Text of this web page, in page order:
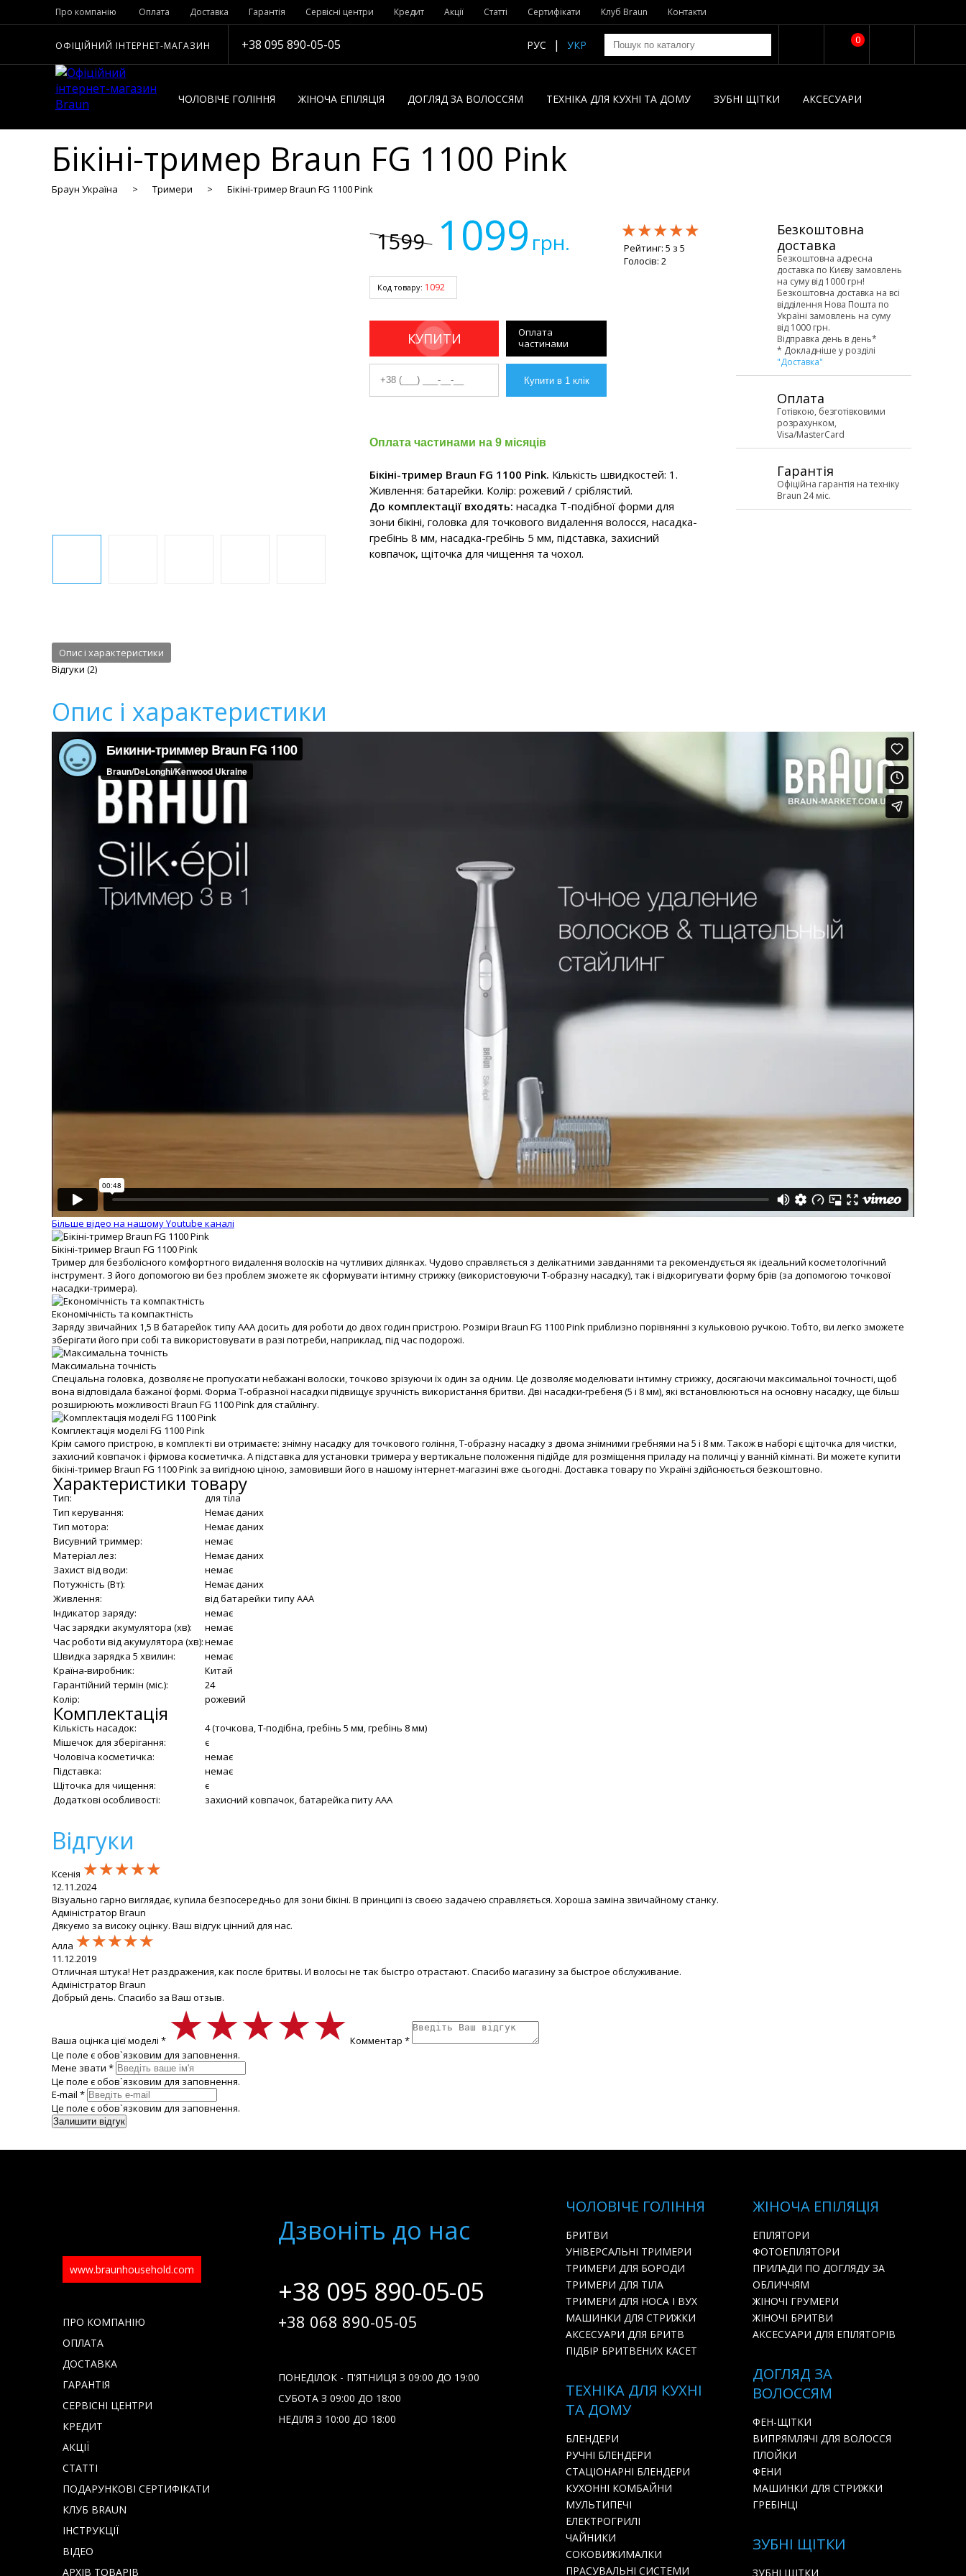
Про компанію Оплата Доставка Гарантія Сервісні центри Кредит Акції Статті Сертифікати Клуб Braun Контакти
ОФІЦІЙНИЙ ІНТЕРНЕТ-МАГАЗИН +38 095 890-05-05 0
РУС УКР
ЧОЛОВІЧЕ ГОЛІННЯ ЖІНОЧА ЕПІЛЯЦІЯ ДОГЛЯД ЗА ВОЛОССЯМ ТЕХНІКА ДЛЯ КУХНІ ТА ДОМУ ЗУБНІ ЩІТКИ AКСЕСУАРИ
Бікіні-тример Braun FG 1100 Pink
Браун Україна Тримери Бікіні-тример Braun FG 1100 Pink
1599 1099 грн. ★★★★★
★★★★★
★★★★★
Рейтинг: 5 з 5
Голосів: 2
Код товару: 1092
КУПИТИ
Оплата
частинами
Оплата частинами на 9 місяців
Бікіні-тример Braun FG 1100 Pink. Кількість швидкостей: 1.
Живлення: батарейки. Колір: рожевий / сріблястий.
До комплектації входять: насадка Т-подібної форми для
зони бікіні, головка для точкового видалення волосся, насадка-
гребінь 8 мм, насадка-гребінь 5 мм, підставка, захисний
ковпачок, щіточка для чищення та чохол.
Безкоштовна
доставка
Безкоштовна адресна
доставка по Києву замовлень
на суму від 1000 грн!
Безкоштовна доставка на всі
відділення Нова Пошта по
Україні замовлень на суму
від 1000 грн.
Відправка день в день*
* Докладніше у розділі
"Доставка"
Оплата
Готівкою, безготівковими
розрахунком,
Visa/MasterCard
Гарантія
Офіційна гарантія на техніку
Braun 24 міс.
Опис і характеристики
Відгуки (2)
Опис і характеристики
Бикини-триммер Braun FG 1100 Braun/DeLonghi/Kenwood Ukraine
Більше відео на нашому Youtube каналі
Бікіні-тример Braun FG 1100 Pink
Тример для безболісного комфортного видалення волосків на чутливих ділянках. Чудово справляється з делікатними завданнями та рекомендується як ідеальний косметологічний
інструмент. З його допомогою ви без проблем зможете як сформувати інтимну стрижку (використовуючи Т-образну насадку), так і відкоригувати форму брів (за допомогою точкової
насадки-тримера).
Економічність та компактність
Заряду звичайних 1,5 В батарейок типу ААА досить для роботи до двох годин пристрою. Розміри Braun FG 1100 Pink приблизно порівнянні з кульковою ручкою. Тобто, ви легко зможете
зберігати його при собі та використовувати в разі потреби, наприклад, під час подорожі.
Максимальна точність
Спеціальна головка, дозволяє не пропускати небажані волоски, точково зрізуючи їх один за одним. Це дозволяє моделювати інтимну стрижку, досягаючи максимальної точності, щоб
вона відповідала бажаної формі. Форма Т-образної насадки підвищує зручність використання бритви. Дві насадки-гребеня (5 і 8 мм), які встановлюються на основну насадку, ще більш
розширюють можливості Braun FG 1100 Pink для стайлінгу.
Комплектація моделі FG 1100 Pink
Крім самого пристрою, в комплекті ви отримаєте: знімну насадку для точкового гоління, Т-образну насадку з двома знімними гребнями на 5 і 8 мм. Також в наборі є щіточка для чистки,
захисний ковпачок і фірмова косметичка. А підставка для установки тримера у вертикальне положення підійде для розміщення приладу на поличці у ванній кімнаті. Ви можете купити
бікіні-тример Braun FG 1100 Pink за вигідною ціною, замовивши його в нашому інтернет-магазині вже сьогодні. Доставка товару по Україні здійснюється безкоштовно.
Характеристики товару
Тип:
для тіла
Тип керування:
Немає даних
Тип мотора:
Немає даних
Висувний триммер:
немає
Матеріал лез:
Немає даних
Захист від води:
немає
Потужність (Вт):
Немає даних
Живлення:
від батарейки типу ААA
Індикатор заряду:
немає
Час зарядки акумулятора (хв):
немає
Час роботи від акумулятора (хв):немає
Швидка зарядка 5 хвилин:
немає
Країна-виробник:
Китай
Гарантійний термін (міс.):
24
Колір:
рожевий
Комплектація
Кількість насадок:
4 (точкова, Т-подібна, гребінь 5 мм, гребінь 8 мм)
Мішечок для зберігання:
є
Чоловіча косметичка:
немає
Підставка:
немає
Щіточка для чищення:
є
Додаткові особливості:
захисний ковпачок, батарейка питу ААА
Відгуки
Ксенія ★★★★★
★★★★★
★★★★★
12.11.2024
Візуально гарно виглядає, купила безпосередньо для зони бікіні. В принципі із своєю задачею справляється. Хороша заміна звичайному станку.
Адміністратор Braun
Дякуємо за високу оцінку. Ваш відгук цінний для нас.
Алла ★★★★★
★★★★★
★★★★★
11.12.2019
Отличная штука! Нет раздражения, как после бритвы. И волосы не так быстро отрастают. Спасибо магазину за быстрое обслуживание.
Адміністратор Braun
Добрый день. Спасибо за Ваш отзыв.
Ваша оцінка цієї моделі * ★★★★★
★★★★★
★★★★★ Комментар *
Це поле є обов`язковим для заповнення.
Мене звати *
Це поле є обов`язковим для заповнення.
E-mail *
Це поле є обов`язковим для заповнення.
www.braunhousehold.com
ПРО КОМПАНІЮ
ОПЛАТА
ДОСТАВКА
ГАРАНТІЯ
СЕРВІСНІ ЦЕНТРИ
КРЕДИТ
АКЦІЇ
СТАТТІ
ПОДАРУНКОВІ СЕРТИФІКАТИ
КЛУБ BRAUN
IНСТРУКЦІЇ
ВІДЕО
АРХІВ ТОВАРІВ
Дзвонiть до нас
+38 095 890-05-05
+38 068 890-05-05
ПОНЕДІЛОК - П'ЯТНИЦЯ З 09:00 ДО 19:00
СУБОТА З 09:00 ДО 18:00
НЕДІЛЯ З 10:00 ДО 18:00
ЧОЛОВІЧЕ ГОЛІННЯ
БРИТВИ
УНІВЕРСАЛЬНІ ТРИМЕРИ
ТРИМЕРИ ДЛЯ БОРОДИ
ТРИМЕРИ ДЛЯ ТІЛА
ТРИМЕРИ ДЛЯ НОСА І ВУХ
МАШИНКИ ДЛЯ СТРИЖКИ
АКСЕСУАРИ ДЛЯ БРИТВ
ПІДБІР БРИТВЕНИХ КАСЕТ
ЖІНОЧА ЕПІЛЯЦІЯ
ЕПІЛЯТОРИ
ФОТОЕПІЛЯТОРИ
ПРИЛАДИ ПО ДОГЛЯДУ ЗА
ОБЛИЧЧЯМ
ЖІНОЧІ ГРУМЕРИ
ЖІНОЧІ БРИТВИ
АКСЕСУАРИ ДЛЯ ЕПІЛЯТОРІВ
ДОГЛЯД ЗА
ВОЛОССЯМ
ФЕН-ЩІТКИ
ВИПРЯМЛЯЧІ ДЛЯ ВОЛОССЯ
ПЛОЙКИ
ФЕНИ
МАШИНКИ ДЛЯ СТРИЖКИ
ГРЕБІНЦІ
ТЕХНІКА ДЛЯ КУХНІ
ТА ДОМУ
БЛЕНДЕРИ
РУЧНІ БЛЕНДЕРИ
СТАЦІОНАРНІ БЛЕНДЕРИ
КУХОННІ КОМБАЙНИ
МУЛЬТИПЕЧІ
ЕЛЕКТРОГРИЛІ
ЧАЙНИКИ
СОКОВИЖИМАЛКИ
ПРАСУВАЛЬНІ СИСТЕМИ
ЗУБНІ ЩІТКИ
ЗУБНІ ЩІТКИ